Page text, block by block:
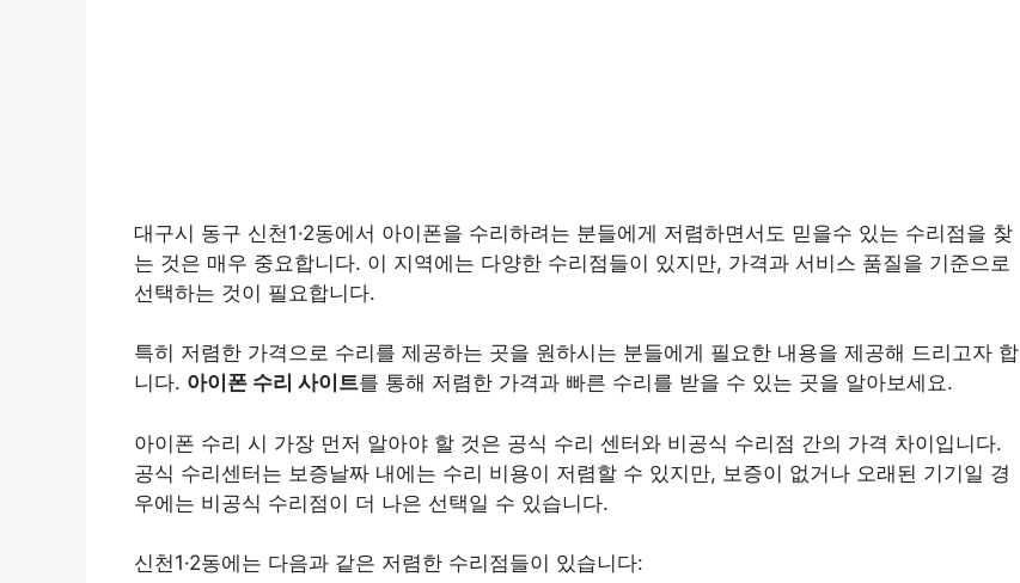
대구시 동구 신천1·2동에서 아이폰을 수리하려는 분들에게 저렴하면서도 믿을수 있는 수리점을 찾
는 것은 매우 중요합니다. 이 지역에는 다양한 수리점들이 있지만, 가격과 서비스 품질을 기준으로
선택하는 것이 필요합니다.
특히 저렴한 가격으로 수리를 제공하는 곳을 원하시는 분들에게 필요한 내용을 제공해 드리고자 합
니다. 아이폰 수리 사이트를 통해 저렴한 가격과 빠른 수리를 받을 수 있는 곳을 알아보세요.
아이폰 수리 시 가장 먼저 알아야 할 것은 공식 수리 센터와 비공식 수리점 간의 가격 차이입니다.
공식 수리센터는 보증날짜 내에는 수리 비용이 저렴할 수 있지만, 보증이 없거나 오래된 기기일 경
우에는 비공식 수리점이 더 나은 선택일 수 있습니다.
신천1·2동에는 다음과 같은 저렴한 수리점들이 있습니다: